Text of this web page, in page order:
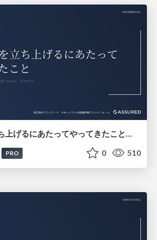
CRE組織を立ち上げるにあたってやってきたこと（CRE Camp #6）
PRO 0 510